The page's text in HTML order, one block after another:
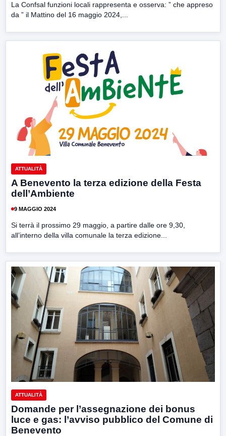
La Confsal funzioni locali rappresenta e osserva: ” che appreso
da ” il Mattino del 16 maggio 2024,...
ATTUALITÀ
A Benevento la terza edizione della Festa
dell’Ambiente
9 MAGGIO 2024
Si terrà il prossimo 29 maggio, a partire dalle ore 9,30,
all’interno della villa comunale la terza edizione...
ATTUALITÀ
Domande per l’assegnazione dei bonus
luce e gas: l’avviso pubblico del Comune di
Benevento